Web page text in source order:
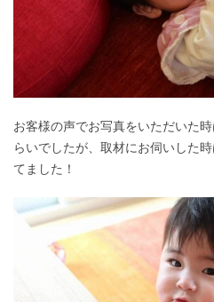
お客様の声でお写真をいただいた
らいでしたが、取材にお伺いした
てました！